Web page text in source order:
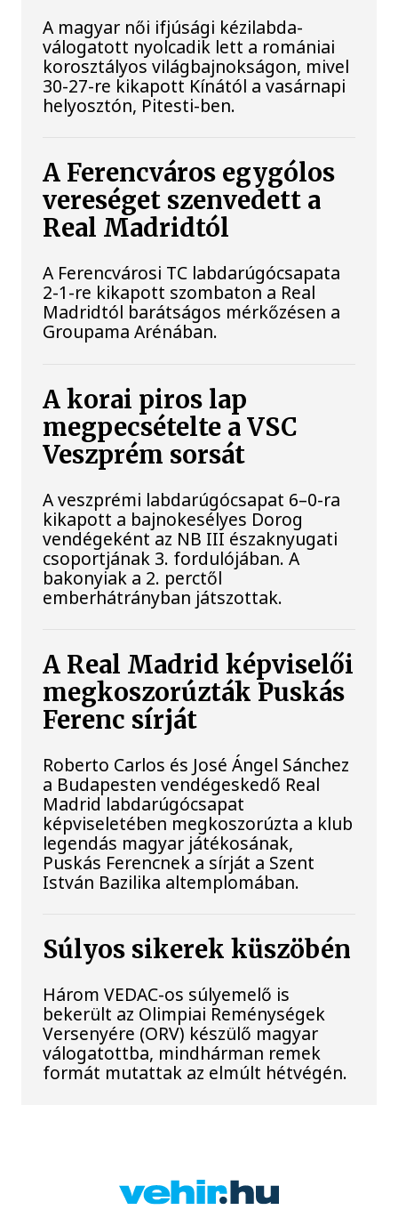
A magyar női ifjúsági kézilabda-
válogatott nyolcadik lett a romániai
korosztályos világbajnokságon, mivel
30-27-re kikapott Kínától a vasárnapi
helyosztón, Pitesti-ben.
A Ferencváros egygólos
vereséget szenvedett a
Real Madridtól
A Ferencvárosi TC labdarúgócsapata
2-1-re kikapott szombaton a Real
Madridtól barátságos mérkőzésen a
Groupama Arénában.
A korai piros lap
megpecsételte a VSC
Veszprém sorsát
A veszprémi labdarúgócsapat 6–0-ra
kikapott a bajnokesélyes Dorog
vendégeként az NB III északnyugati
csoportjának 3. fordulójában. A
bakonyiak a 2. perctől
emberhátrányban játszottak.
A Real Madrid képviselői
megkoszorúzták Puskás
Ferenc sírját
Roberto Carlos és José Ángel Sánchez
a Budapesten vendégeskedő Real
Madrid labdarúgócsapat
képviseletében megkoszorúzta a klub
legendás magyar játékosának,
Puskás Ferencnek a sírját a Szent
István Bazilika altemplomában.
Súlyos sikerek küszöbén
Három VEDAC-os súlyemelő is
bekerült az Olimpiai Reménységek
Versenyére (ORV) készülő magyar
válogatottba, mindhárman remek
formát mutattak az elmúlt hétvégén.